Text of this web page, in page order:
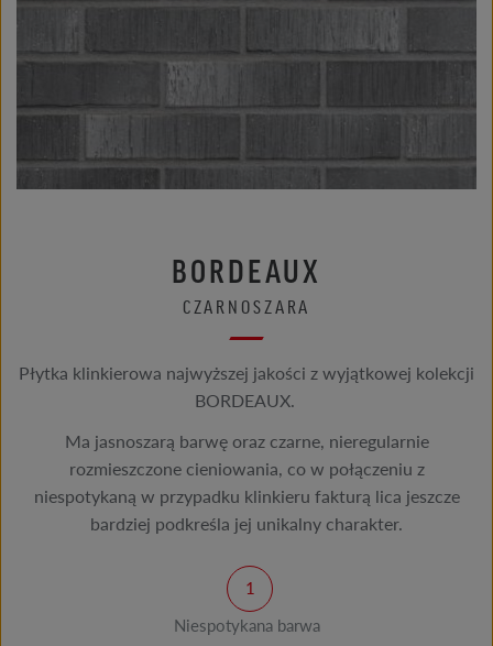
BORDEAUX
CZARNOSZARA
Płytka klinkierowa najwyższej jakości z wyjątkowej kolekcji
BORDEAUX.
Ma jasnoszarą barwę oraz czarne, nieregularnie
rozmieszczone cieniowania, co w połączeniu z
niespotykaną w przypadku klinkieru fakturą lica jeszcze
bardziej podkreśla jej unikalny charakter.
Niespotykana barwa